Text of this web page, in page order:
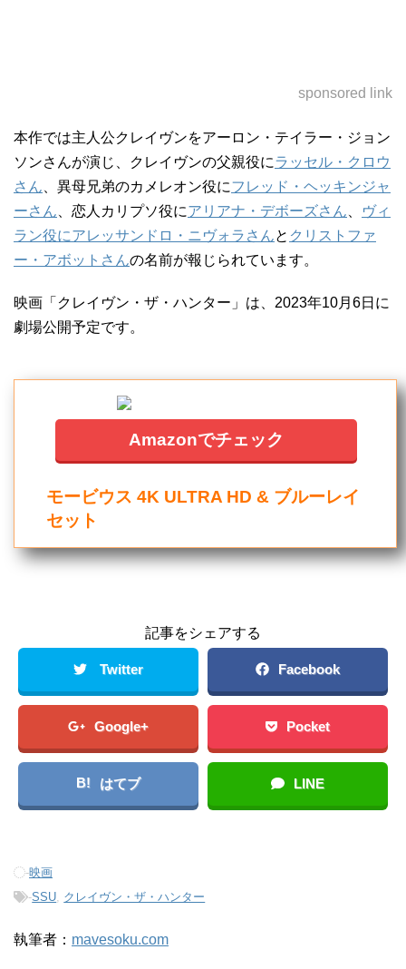
sponsored link
本作では主人公クレイヴンをアーロン・テイラー・ジョン
ソンさんが演じ、クレイヴンの父親役にラッセル・クロウ
さん 、異母兄弟のカメレオン役にフレッド・ヘッキンジャ
ーさん 、恋人カリプソ役にアリアナ・デボーズさん
ヴィ
ラン役にアレッサンドロ・ニヴォラさんと クリストファ
ー・アボットさんの名前が報じられています。
映画「クレイヴン・ザ・ハンター」は、2023年10月6日に
劇場公開予定です。
Amazonでチェック
モービウス 4K ULTRA HD & ブルーレイ
セット
記事をシェアする
Twitter Facebook
Google+ Pocket
B! はてブ LINE
-映画
-SSU クレイヴン・ザ・ハンター
執筆者： mavesoku.com